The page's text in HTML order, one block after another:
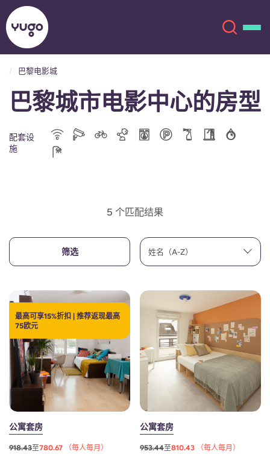
关于我们
账户
English (US)
Chinese
Español
Català
Deutsch
选择一个城市
选择一间公寓
登录
English (GB)
English (US)
巴黎电影城
巴黎城市电影中心的房型
配套设
施
5 个匹配结果
筛选 姓名（A-Z）
最高可享15%折扣 | 推荐返现最高
75欧元
公寓套房
918.43至780.67 （每人每月）
公寓套房
953.44至810.43 （每人每月）